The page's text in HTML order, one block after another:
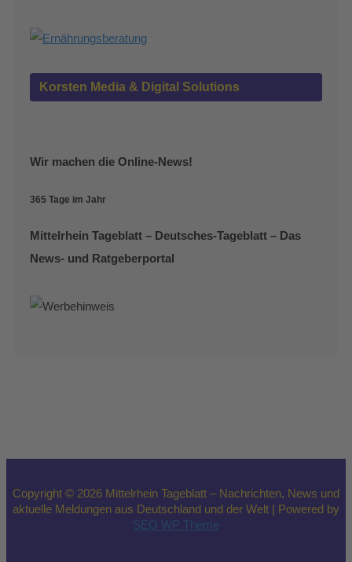
Korsten Media & Digital Solutions
Wir machen die Online-News!
365 Tage im Jahr
Mittelrhein Tageblatt – Deutsches-Tageblatt – Das
News- und Ratgeberportal
Copyright © 2026 Mittelrhein Tageblatt – Nachrichten, News und
aktuelle Meldungen aus Deutschland und der Welt | Powered by
SEO WP Theme